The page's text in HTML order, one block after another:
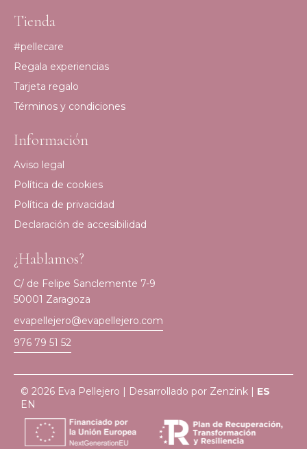
Tienda
#pellecare
Regala experiencias
Tarjeta regalo
Términos y condiciones
Información
Aviso legal
Política de cookies
Política de privacidad
Declaración de accesibilidad
¿Hablamos?
C/ de Felipe Sanclemente 7-9
50001 Zaragoza
evapellejero@evapellejero.com
976 79 51 52
© 2026 Eva Pellejero | Desarrollado por Zenzink | ES
EN